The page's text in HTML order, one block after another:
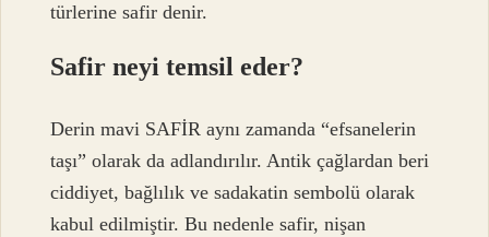
türlerine safir denir.
Safir neyi temsil eder?
Derin mavi SAFİR aynı zamanda “efsanelerin
taşı” olarak da adlandırılır. Antik çağlardan beri
ciddiyet, bağlılık ve sadakatin sembolü olarak
kabul edilmiştir. Bu nedenle safir, nişan